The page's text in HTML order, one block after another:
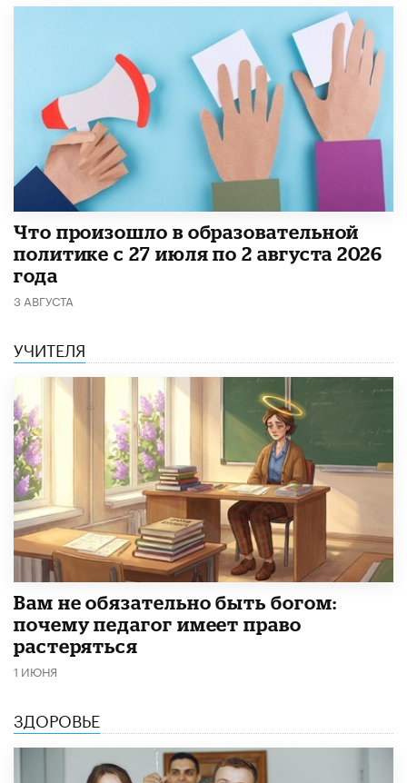
​Что произошло в образовательной
политике с 27 июля по 2 августа 2026
года
3 АВГУСТА
УЧИТЕЛЯ
​Вам не обязательно быть богом:
почему педагог имеет право
растеряться
1 ИЮНЯ
ЗДОРОВЬЕ